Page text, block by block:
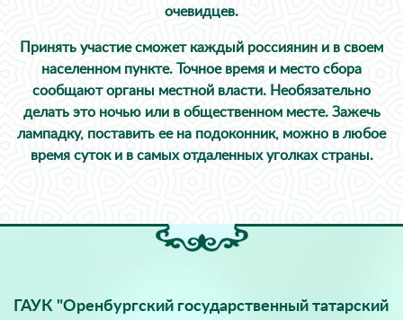
очевидцев.
Принять участие сможет каждый россиянин и в своем
населенном пункте. Точное время и место сбора
сообщают органы местной власти. Необязательно
делать это ночью или в общественном месте. Зажечь
лампадку, поставить ее на подоконник, можно в любое
время суток и в самых отдаленных уголках страны.
ГАУК "Оренбургский государственный татарский